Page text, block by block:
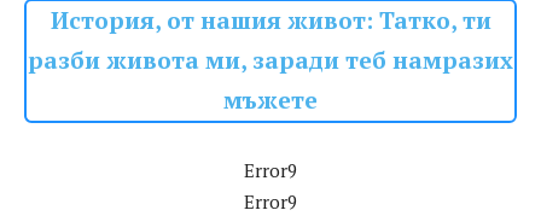
История, от нашия живот: Татко, ти
разби живота ми, заради теб намразих
мъжете
Error9
Error9